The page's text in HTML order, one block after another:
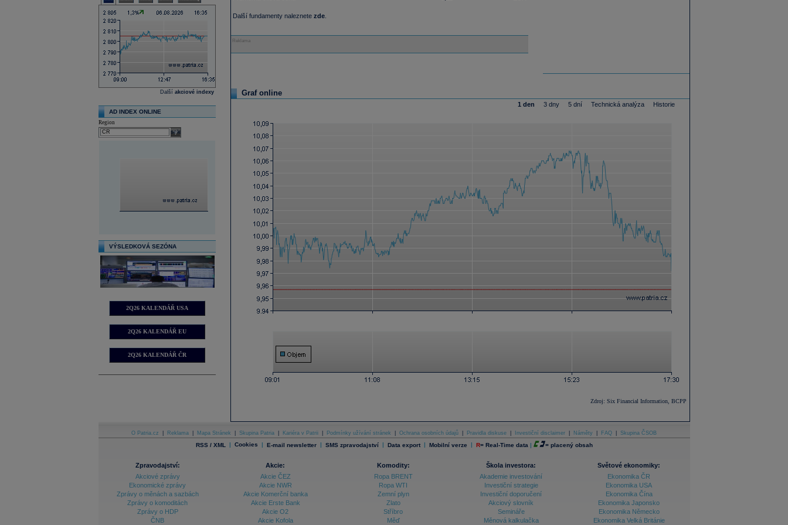
Další akciové indexy
AD INDEX ONLINE
Region
select
VÝSLEDKOVÁ SEZÓNA
2Q26 KALENDÁŘ USA
2Q26 KALENDÁŘ EU
2Q26 KALENDÁŘ ČR
Další fundamenty naleznete zde.
Reklama
Graf online
1 den 3 dny 5 dní Technická analýza Historie
Zdroj: Six Financial Information, BCPP
O Patria.cz Reklama Mapa Stránek Skupina Patria Kariéra v Patrii Podmínky užívání stránek Ochrana osobních údajů Pravidla diskuse Investiční disclaimer Náměty FAQ Skupina ČSOB
RSS / XML | Cookies | E-mail newsletter | SMS zpravodajství | Data export | Mobilní verze | R= Real-Time data | = placený obsah
Zpravodajství:
Akciové zprávy
Ekonomické zprávy
Zprávy o měnách a sazbách
Zprávy o komoditách
Zprávy o HDP
ČNB
Akcie:
Akcie ČEZ
Akcie NWR
Akcie Komerční banka
Akcie Erste Bank
Akcie O2
Akcie Kofola
Komodity:
Ropa BRENT
Ropa WTI
Zemní plyn
Zlato
Stříbro
Měď
Škola investora:
Akademie investování
Investiční strategie
Investiční doporučení
Akciový slovník
Semináře
Měnová kalkulačka
Světové ekonomiky:
Ekonomika ČR
Ekonomika USA
Ekonomika Čína
Ekonomika Japonsko
Ekonomika Německo
Ekonomika Velká Británie